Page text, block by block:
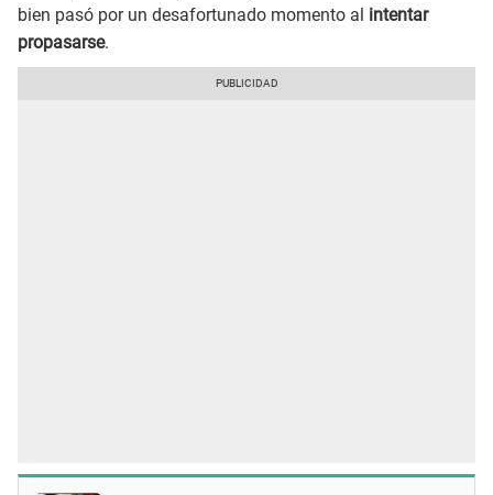
bien pasó por un desafortunado momento al intentar
propasarse.